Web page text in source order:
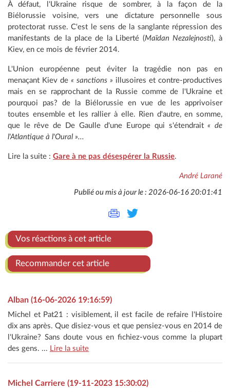
À défaut, l'Ukraine risque de sombrer, à la façon de la
Biélorussie voisine, vers une dictature personnelle sous
protectorat russe. C'est le sens de la sanglante répression des
manifestants de la place de la Liberté (Maïdan Nezalejnosti), à
Kiev, en ce mois de février 2014.
L'Union européenne peut éviter la tragédie non pas en
menaçant Kiev de « sanctions » illusoires et contre-productives
mais en se rapprochant de la Russie comme de l'Ukraine et
pourquoi pas? de la Biélorussie en vue de les apprivoiser
toutes ensemble et les rallier à elle. Rien d'autre, en somme,
que le rêve de De Gaulle d'une Europe qui s'étendrait« de
l'Atlantique à l'Oural »...
Lire la suite : Gare à ne pas désespérer la Russie.
André Larané
Publié ou mis à jour le : 2026-06-16 20:01:41
Vos réactions à cet article
Recommander cet article
Alban (16-06-2026 19:16:59)
Michel et Pat21 : visiblement, il est facile de refaire l'Histoire
dix ans après. Que disiez-vous et que pensiez-vous en 2014 de
l'Ukraine? Sans doute vous en fichiez-vous comme la plupart
des gens. ... Lire la suite
Michel Carriere (19-11-2023 15:30:02)